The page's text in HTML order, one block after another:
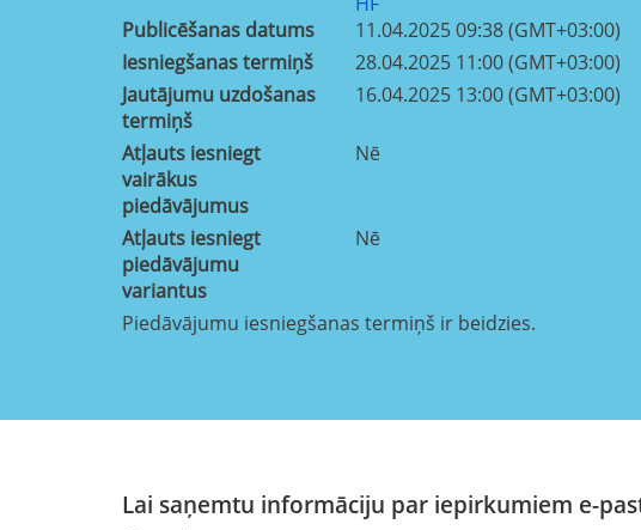
Publicēšanas datums
11.04.2025 09:38 (GMT+03:00)
Iesniegšanas termiņš
28.04.2025 11:00 (GMT+03:00)
Jautājumu uzdošanas
termiņš
16.04.2025 13:00 (GMT+03:00)
Atļauts iesniegt
vairākus
piedāvājumus
Nē
Atļauts iesniegt
piedāvājumu
variantus
Nē
Piedāvājumu iesniegšanas termiņš ir beidzies.
Lai saņemtu informāciju par iepirkumiem e-